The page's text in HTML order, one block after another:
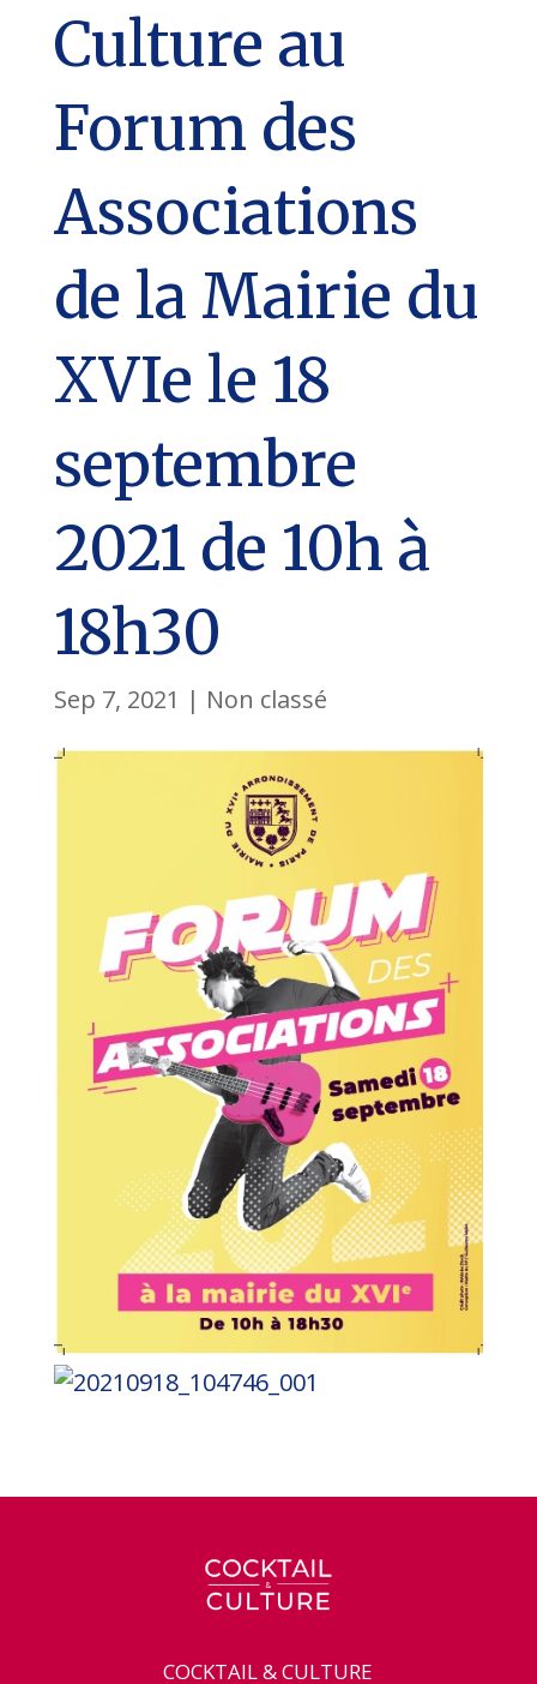
Culture au
Forum des
Associations
de la Mairie du
XVIe le 18
septembre
2021 de 10h à
18h30
Sep 7, 2021 | Non classé
COCKTAIL & CULTURE